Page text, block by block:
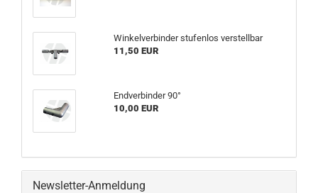
Winkelverbinder stufenlos verstellbar
11,50 EUR
Endverbinder 90°
10,00 EUR
Newsletter-Anmeldung